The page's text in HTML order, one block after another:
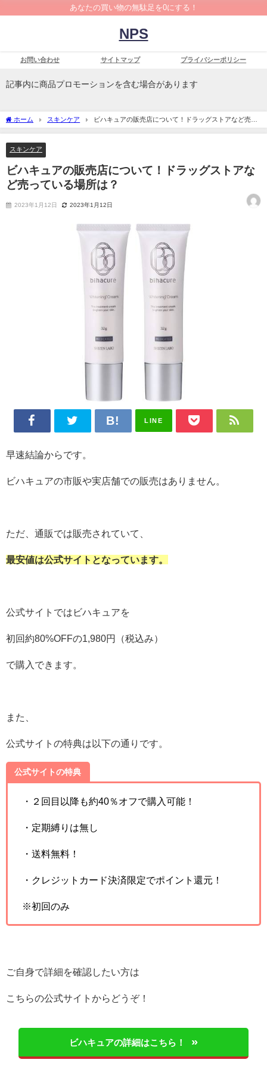
あなたの買い物の無駄足を0にする！
NPS
お問い合わせ サイトマップ プライバシーポリシー
記事内に商品プロモーションを含む場合があります
ホーム スキンケア
ビハキュアの販売店について！ドラッグストアなど売っ
ている場所は？
スキンケア
ビハキュアの販売店について！ドラッグストアな
ど売っている場所は？
2023年1月12日 2023年1月12日
LINE
早速結論からです。
ビハキュアの市販や実店舗での販売はありません。
ただ、通販では販売されていて、
最安値は公式サイトとなっています。
公式サイトではビハキュアを
初回約80%OFFの1,980円（税込み）
で購入できます。
また、
公式サイトの特典は以下の通りです。
公式サイトの特典
・２回目以降も約40％オフで購入可能！
・定期縛りは無し
・送料無料！
・クレジットカード決済限定でポイント還元！
※初回のみ
ご自身で詳細を確認したい方は
こちらの公式サイトからどうぞ！
ビハキュアの詳細はこちら！